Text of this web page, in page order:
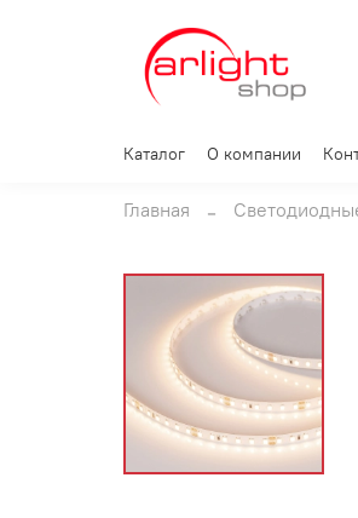
Каталог О компании
Главная